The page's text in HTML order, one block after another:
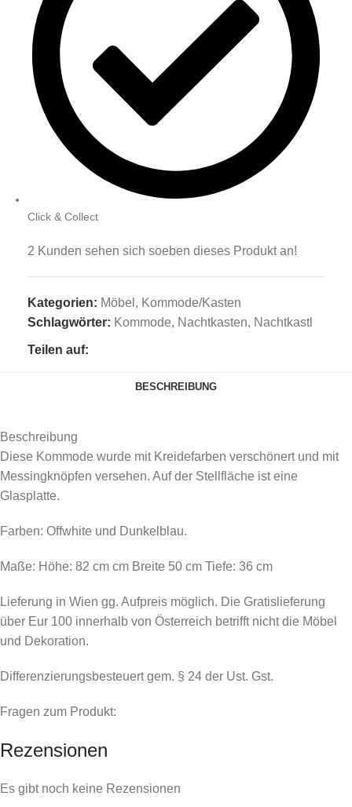
Click & Collect
2 Kunden sehen sich soeben dieses Produkt an!
Kategorien: Möbel , Kommode/Kasten
Schlagwörter: Kommode, Nachtkasten, Nachtkastl
Teilen auf:
BESCHREIBUNG
Beschreibung
Diese Kommode wurde mit Kreidefarben verschönert und mit
Messingknöpfen versehen. Auf der Stellfläche ist eine
Glasplatte.
Farben: Offwhite und Dunkelblau.
Maße: Höhe: 82 cm cm Breite 50 cm Tiefe: 36 cm
Lieferung in Wien gg. Aufpreis möglich. Die Gratislieferung
über Eur 100 innerhalb von Österreich betrifft nicht die Möbel
und Dekoration.
Differenzierungsbesteuert gem. § 24 der Ust. Gst.
Fragen zum Produkt:
Rezensionen
Es gibt noch keine Rezensionen